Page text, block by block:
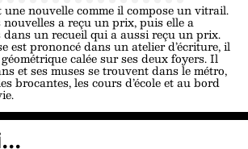
une nouvelle comme il compose un vitrail.
nouvelles a reçu un prix, puis elle a
un recueil qui a aussi reçu un prix.
est prononcé dans un atelier d’écriture, il
calée sur ses deux foyers. Il
et ses muses se trouvent dans le métro,
brocantes, les cours d’école et au bord